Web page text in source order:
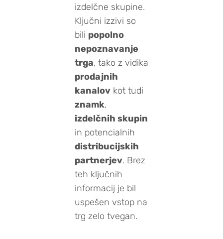
izdelčne skupine.
Ključni izzivi so
bili popolno
nepoznavanje
trga, tako z vidika
prodajnih
kanalov kot tudi
znamk,
izdelčnih skupin
in potencialnih
distribucijskih
partnerjev. Brez
teh ključnih
informacij je bil
uspešen vstop na
trg zelo tvegan.